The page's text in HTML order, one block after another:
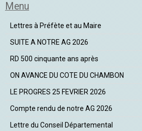
Menu
Lettres à Préfète et au Maire
SUITE A NOTRE AG 2026
RD 500 cinquante ans après
ON AVANCE DU COTE DU CHAMBON
LE PROGRES 25 FEVRIER 2026
Compte rendu de notre AG 2026
Lettre du Conseil Départemental